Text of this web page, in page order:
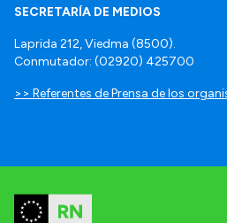
SECRETARÍA DE MEDIOS
Laprida 212, Viedma (8500).
Conmutador: (02920) 425700
>> Referentes de Prensa de los